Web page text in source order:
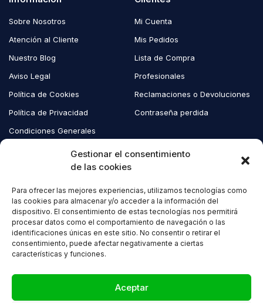
Gestionar el consentimiento
de las cookies
Para ofrecer las mejores experiencias, utilizamos tecnologías como
las cookies para almacenar y/o acceder a la información del
dispositivo. El consentimiento de estas tecnologías nos permitirá
procesar datos como el comportamiento de navegación o las
identificaciones únicas en este sitio. No consentir o retirar el
consentimiento, puede afectar negativamente a ciertas
características y funciones.
Aceptar
Sobre Nosotros
Atención al Cliente
Nuestro Blog
Aviso Legal
Política de Cookies
Política de Privacidad
Condiciones Generales
Mi Cuenta
Mis Pedidos
Lista de Compra
Profesionales
Reclamaciones o Devoluciones
Contraseña perdida
Copyright © 2023 EcoAndes. Todos los derechos reservados.
Compare (0)